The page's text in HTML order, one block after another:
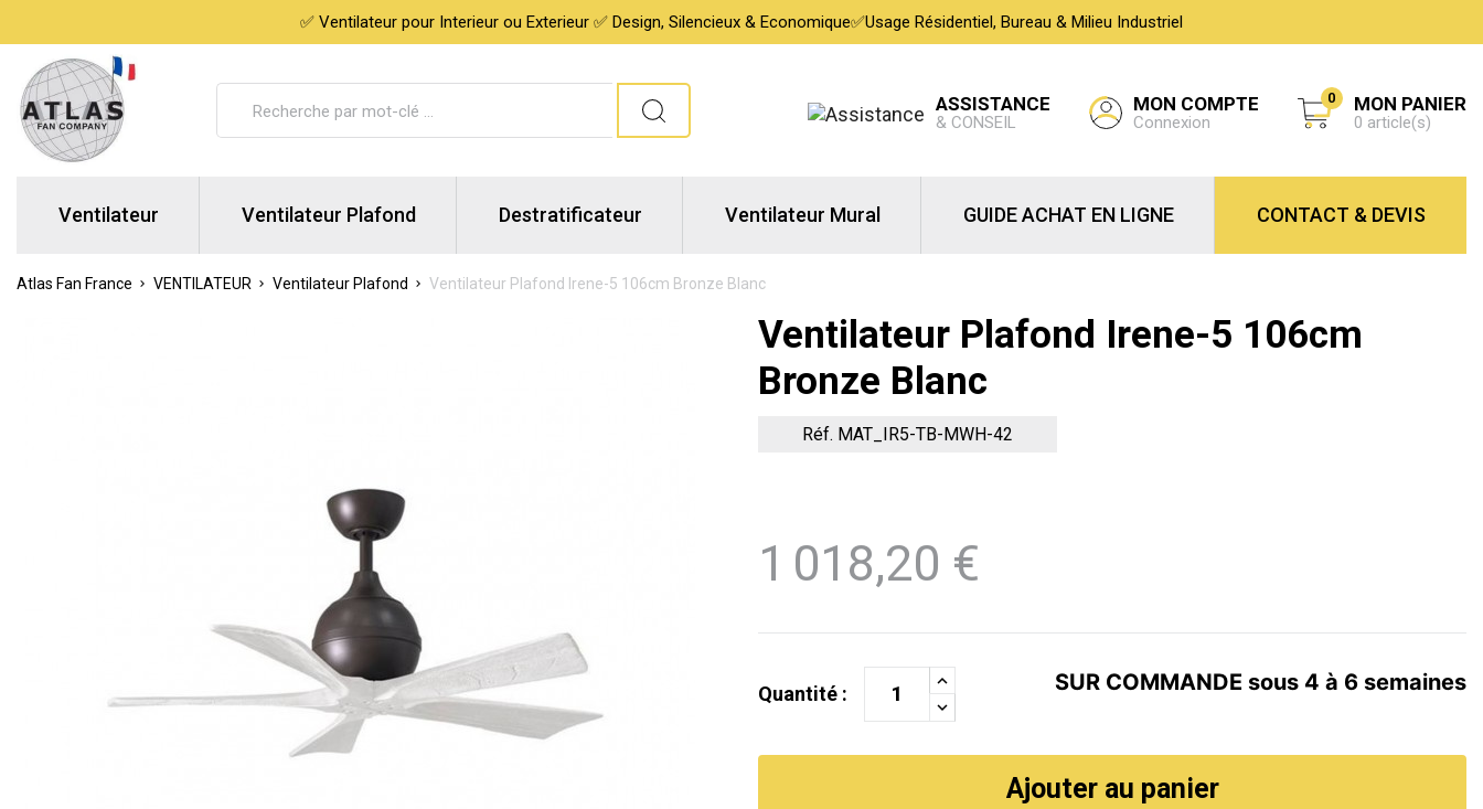
✅ Ventilateur pour Interieur ou Exterieur ✅ Design, Silencieux & Economique✅Usage Résidentiel, Bureau & Milieu Industriel
ASSISTANCE
& CONSEIL
MON COMPTE
Connexion
0 MON PANIER
0 article(s)
Ventilateur Ventilateur Plafond Destratificateur Ventilateur Mural GUIDE ACHAT EN LIGNE CONTACT & DEVIS
Atlas Fan France VENTILATEUR Ventilateur Plafond Ventilateur Plafond Irene-5 106cm Bronze Blanc
Ventilateur Plafond Irene-5 106cm
Bronze Blanc
Réf. MAT_IR5-TB-MWH-42
1 018,20 €
Quantité : SUR COMMANDE sous 4 à 6 semaines
Ajouter au panier